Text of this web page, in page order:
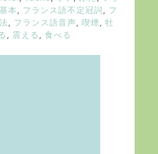
本, フランス語不定冠詞, フ
, フランス語音声, 喫煙, 牡
, 震える, 食べる